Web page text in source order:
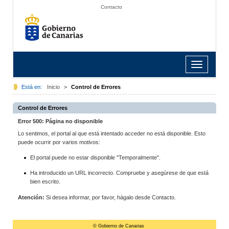
Contacto
Toggle
navigation
Está en: Inicio > Control de Errores
Control de Errores
Error 500: Página no disponible
Lo sentimos, el portal al que está intentado acceder no está disponible. Esto
puede ocurrir por varios motivos:
El portal puede no estar disponible "Temporalmente".
Ha introducido un URL incorrecto. Compruebe y asegúrese de que está
bien escrito.
Atención: Si desea informar, por favor, hágalo desde Contacto.
© Gobierno de Canarias